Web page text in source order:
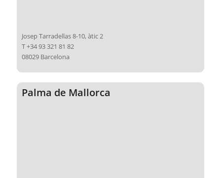
Josep Tarradellas 8-10, àtic 2
T +34 93 321 81 82
08029 Barcelona
Palma de Mallorca